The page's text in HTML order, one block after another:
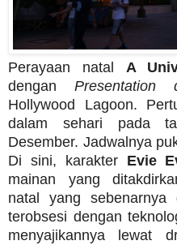
Perayaan natal A
dengan Presentation
Hollywood Lagoon.
dalam sehari pada
Desember. Jadwalnya
Di sini, karakter Evie
mainan yang
natal yang
terobsesi dengan
menyajikannya lewat